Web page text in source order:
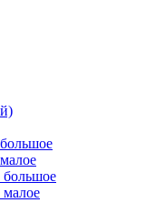
большое
малое